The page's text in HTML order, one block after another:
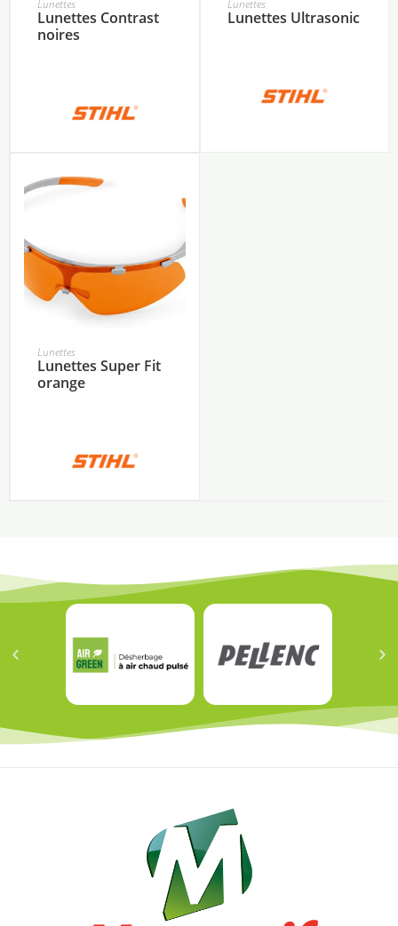
Lunettes
Lunettes Contrast
noires
Lunettes
Lunettes Ultrasonic
Lunettes
Lunettes Super Fit
orange